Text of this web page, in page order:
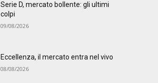
Serie D, mercato bollente: gli ultimi
colpi
09/08/2026
Eccellenza, il mercato entra nel vivo
08/08/2026